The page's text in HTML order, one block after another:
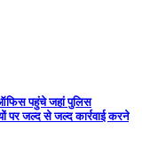
ऑफिस पहुंचे जहां पुलिस
पर जल्द से जल्द कार्रवाई करने